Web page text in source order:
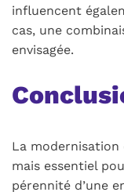
influencent
cas, une
envisagée.
La modernisation
mais essentiel
pérennité d’une